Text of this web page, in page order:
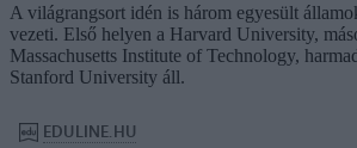
A világrangsort idén is három egyesült
vezeti. Első helyen a Harvard University,
Massachusetts Institute of Technology,
Stanford University áll.